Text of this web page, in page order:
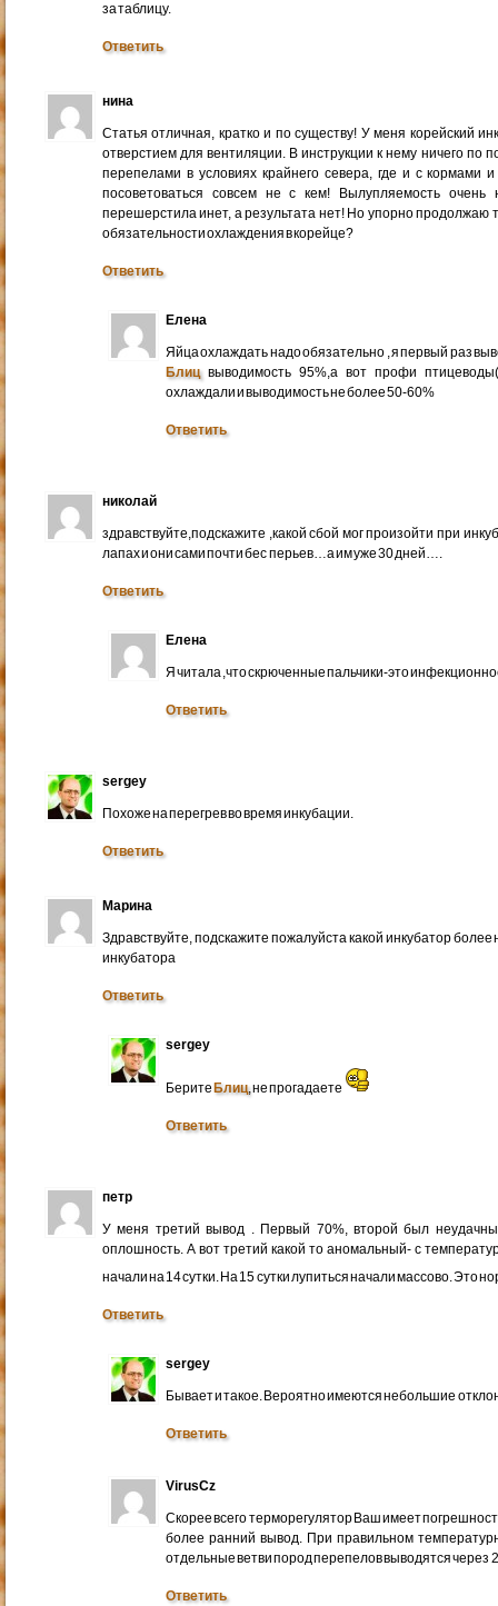
за таблицу.
Ответить
нина
Статья отличная, кратко и по существу! У меня корейский
отверстием для вентиляции. В инструкции к нему ничего по
перепелами в условиях крайнего севера, где и с
посоветоваться совсем не с кем! Вылупляемость очень
перешерстила инет, а результата нет! Но упорно продолжаю
обязательности охлаждения в корейце?
Ответить
Елена
Яйца охлаждать надо обязательно , я первый раз
Блицвыводимость 95%,а вот профи
охлаждали и выводимость не более 50-60%
Ответить
николай
здравствуйте,подскажите ,какой сбой мог произойти при
лапах и они сами почти бес перьев…а им уже 30 дней….
Ответить
Елена
Я читала ,что скрюченные пальчики-это
Ответить
sergey
Похоже на перегрев во время инкубации.
Ответить
Марина
Здравствуйте, подскажите пожалуйста какой инкубатор
инкубатора
Ответить
sergey
Берите Блиц, не прогадаете
Ответить
петр
У меня третий вывод . Первый 70%, второй был
оплошность. А вот третий какой то аномальный- с
начали на 14 сутки. На 15 сутки лупиться начали массово. Это
Ответить
sergey
Бывает и такое. Вероятно имеются небольшие
Ответить
VirusCz
Скорее всего терморегулятор Ваш имеет
более ранний вывод. При правильном
отдельные ветви пород перепелов выводятся через
Ответить